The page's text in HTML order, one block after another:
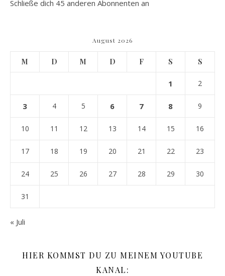
Schließe dich 45 anderen Abonnenten an
August 2026
M D M D F S S
1 2
3 4 5 6 7 8 9
10 11 12 13 14 15 16
17 18 19 20 21 22 23
24 25 26 27 28 29 30
31
« Juli
HIER KOMMST DU ZU MEINEM YOUTUBE
KANAL: